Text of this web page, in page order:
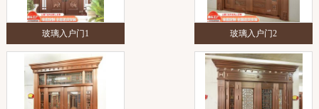
玻璃入户门1 玻璃入户门2